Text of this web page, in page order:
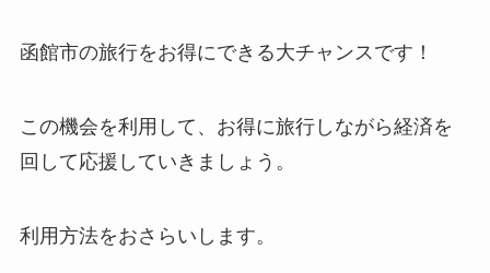
函館市の旅行をお得にできる大チャンスです！
この機会を利用して、お得に旅行しながら経済を
回して応援していきましょう。
利用方法をおさらいします。